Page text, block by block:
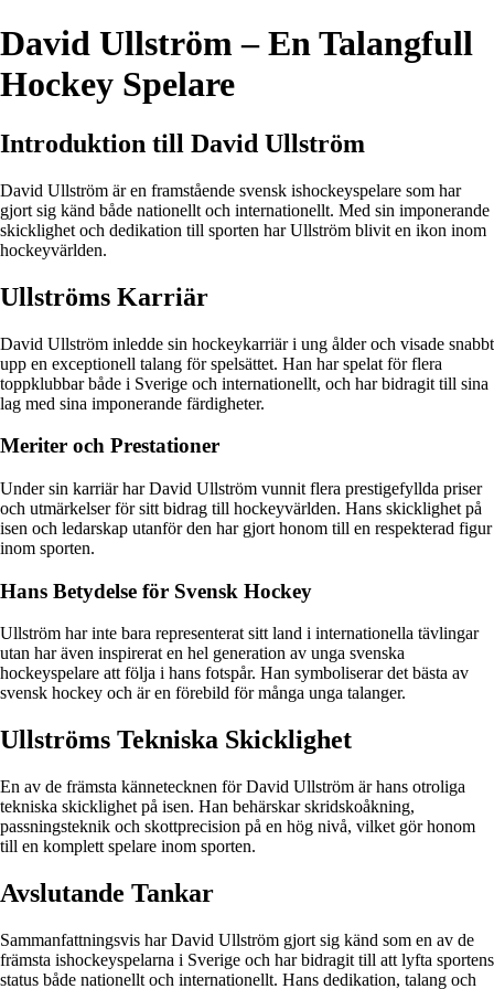
David Ullström – En Talangfull
Hockey Spelare
Introduktion till David Ullström
David Ullström är en framstående svensk ishockeyspelare som har
gjort sig känd både nationellt och internationellt. Med sin imponerande
skicklighet och dedikation till sporten har Ullström blivit en ikon inom
hockeyvärlden.
Ullströms Karriär
David Ullström inledde sin hockeykarriär i ung ålder och visade snabbt
upp en exceptionell talang för spelsättet. Han har spelat för flera
toppklubbar både i Sverige och internationellt, och har bidragit till sina
lag med sina imponerande färdigheter.
Meriter och Prestationer
Under sin karriär har David Ullström vunnit flera prestigefyllda priser
och utmärkelser för sitt bidrag till hockeyvärlden. Hans skicklighet på
isen och ledarskap utanför den har gjort honom till en respekterad figur
inom sporten.
Hans Betydelse för Svensk Hockey
Ullström har inte bara representerat sitt land i internationella tävlingar
utan har även inspirerat en hel generation av unga svenska
hockeyspelare att följa i hans fotspår. Han symboliserar det bästa av
svensk hockey och är en förebild för många unga talanger.
Ullströms Tekniska Skicklighet
En av de främsta kännetecknen för David Ullström är hans otroliga
tekniska skicklighet på isen. Han behärskar skridskoåkning,
passningsteknik och skottprecision på en hög nivå, vilket gör honom
till en komplett spelare inom sporten.
Avslutande Tankar
Sammanfattningsvis har David Ullström gjort sig känd som en av de
främsta ishockeyspelarna i Sverige och har bidragit till att lyfta sportens
status både nationellt och internationellt. Hans dedikation, talang och